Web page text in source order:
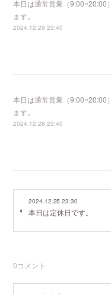
本日は通常営業（9:00~20:00
ます。
2024.12.29 23:40
本日は通常営業（9:00~20:00
ます。
2024.12.28 23:40
2024.12.25 23:30
本日は定休日です。
0コメント